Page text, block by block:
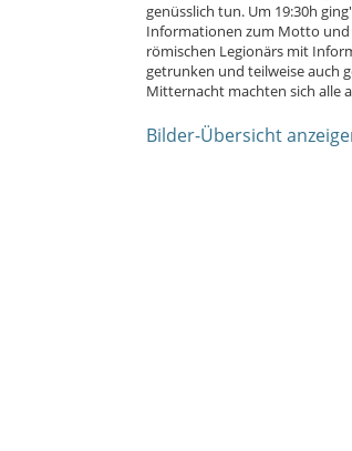
genüsslich tun. Um 19:30h
Informationen zum Motto und
römischen Legionärs mit
getrunken und teilweise auch
Mitternacht machten sich alle
Bilder-Übersicht